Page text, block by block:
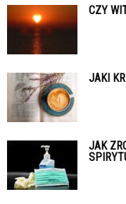
CZY
JAKI
JAK